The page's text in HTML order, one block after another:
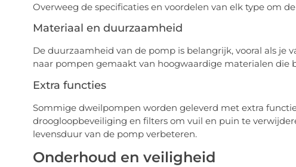
Overweeg de specificaties en voordelen van elk type om
Materiaal en duurzaamheid
De duurzaamheid van de pomp is belangrijk, vooral als je
naar pompen gemaakt van hoogwaardige materialen die
Extra functies
Sommige dweilpompen worden geleverd met extra
droogloopbeveiliging en filters om vuil en puin te
levensduur van de pomp verbeteren.
Onderhoud en veiligheid